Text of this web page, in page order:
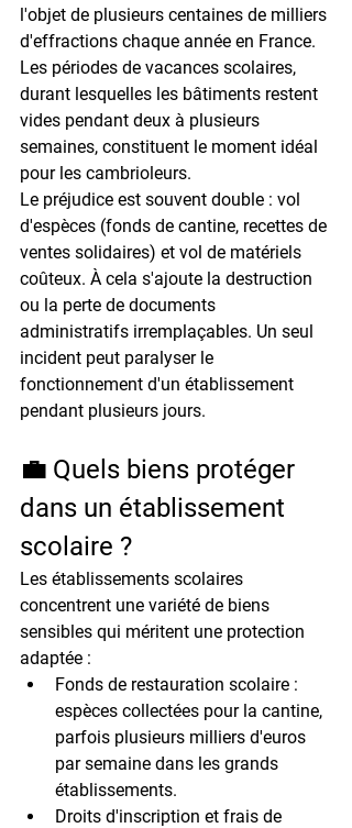
l'objet de plusieurs centaines de milliers
d'effractions chaque année en France.
Les périodes de vacances scolaires,
durant lesquelles les bâtiments restent
vides pendant deux à plusieurs
semaines, constituent le moment idéal
pour les cambrioleurs.
Le préjudice est souvent double : vol
d'espèces (fonds de cantine, recettes de
ventes solidaires) et vol de matériels
coûteux. À cela s'ajoute la destruction
ou la perte de documents
administratifs irremplaçables. Un seul
incident peut paralyser le
fonctionnement d'un établissement
pendant plusieurs jours.
💼 Quels biens protéger
dans un établissement
scolaire ?
Les établissements scolaires
concentrent une variété de biens
sensibles qui méritent une protection
adaptée :
Fonds de restauration scolaire :
espèces collectées pour la cantine,
parfois plusieurs milliers d'euros
par semaine dans les grands
établissements.
Droits d'inscription et frais de